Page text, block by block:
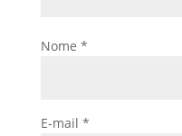
Nome *
E-mail *